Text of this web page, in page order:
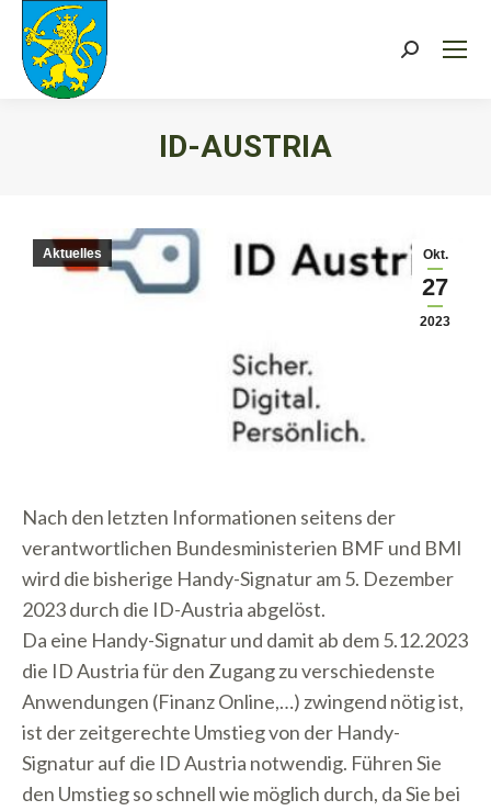
Search:
ID-AUSTRIA
Okt.
27
2023
Aktuelles
Nach den letzten Informationen seitens der
verantwortlichen Bundesministerien BMF und BMI
wird die bisherige Handy-Signatur am 5. Dezember
2023 durch die ID-Austria abgelöst.
Da eine Handy-Signatur und damit ab dem 5.12.2023
die ID Austria für den Zugang zu verschiedenste
Anwendungen (Finanz Online,…) zwingend nötig ist,
ist der zeitgerechte Umstieg von der Handy-
Signatur auf die ID Austria notwendig. Führen Sie
den Umstieg so schnell wie möglich durch, da Sie bei